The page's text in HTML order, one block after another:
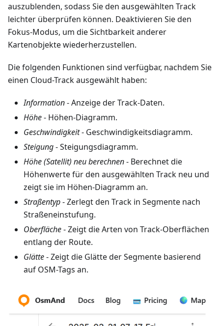
auszublenden, sodass Sie den ausgewählten Track
leichter überprüfen können. Deaktivieren Sie den
Fokus-Modus, um die Sichtbarkeit anderer
Kartenobjekte wiederherzustellen.
Die folgenden Funktionen sind verfügbar, nachdem Sie
einen Cloud-Track ausgewählt haben:
Information- Anzeige der Track-Daten.
Höhe- Höhen-Diagramm.
Geschwindigkeit- Geschwindigkeitsdiagramm.
Steigung- Steigungsdiagramm.
Höhe (Satellit) neu berechnen- Berechnet die
Höhenwerte für den ausgewählten Track neu und
zeigt sie im Höhen-Diagramm an.
Straßentyp- Zerlegt den Track in Segmente nach
Straßeneinstufung.
Oberfläche- Zeigt die Arten von Track-Oberflächen
entlang der Route.
Glätte- Zeigt die Glätte der Segmente basierend
auf OSM-Tags an.